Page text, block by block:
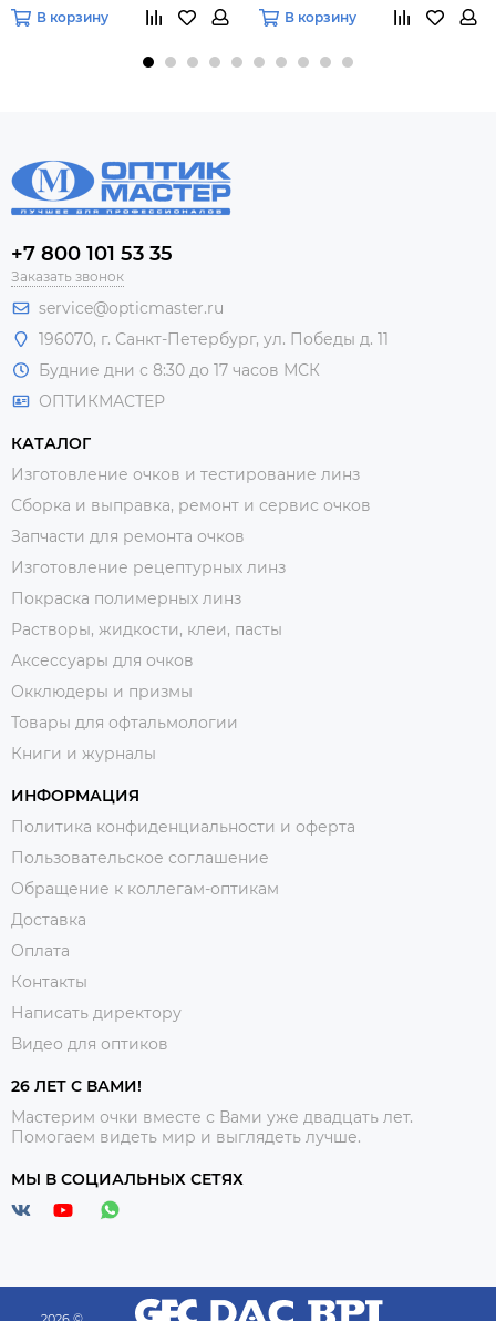
В корзину
В корзину
+7 800 101 53 35
Заказать звонок
service@opticmaster.ru
196070, г. Санкт-Петербург, ул. Победы д. 11
Будние дни с 8:30 до 17 часов МСК
ОПТИКМАСТЕР
КАТАЛОГ
Изготовление очков и тестирование линз
Сборка и выправка, ремонт и сервис очков
Запчасти для ремонта очков
Изготовление рецептурных линз
Покраска полимерных линз
Растворы, жидкости, клеи, пасты
Аксессуары для очков
Окклюдеры и призмы
Товары для офтальмологии
Книги и журналы
ИНФОРМАЦИЯ
Политика конфиденциальности и оферта
Пользовательское соглашение
Обращение к коллегам-оптикам
Доставка
Оплата
Контакты
Написать директору
Видео для оптиков
26 ЛЕТ С ВАМИ!
Мастерим очки вместе с Вами уже двадцать лет.
Помогаем видеть мир и выглядеть лучше.
МЫ В СОЦИАЛЬНЫХ СЕТЯХ